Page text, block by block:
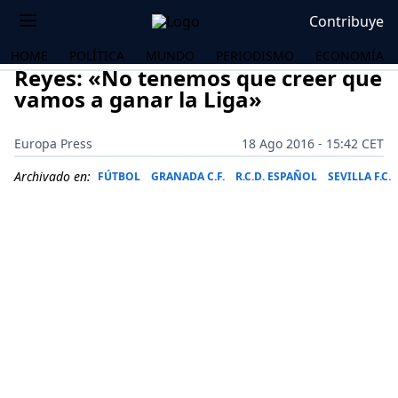
Contribuye
HOME POLÍTICA MUNDO PERIODISMO ECONOMÍA
Reyes: «No tenemos que creer que
vamos a ganar la Liga»
Europa Press
18 Ago 2016 - 15:42 CET
Archivado en: FÚTBOL GRANADA C.F. R.C.D. ESPAÑOL SEVILLA F.C.